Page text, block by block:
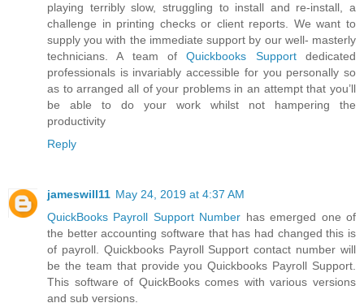
playing terribly slow, struggling to install and re-install, a
challenge in printing checks or client reports. We want to
supply you with the immediate support by our well- masterly
technicians. A team ofQuickbooks Supportdedicated
professionals is invariably accessible for you personally so
as to arranged all of your problems in an attempt that you’ll
be able to do your work whilst not hampering the
productivity
Reply
jameswill11 May 24, 2019 at 4:37 AM
QuickBooks Payroll Support Number has emerged one of
the better accounting software that has had changed this is
of payroll. Quickbooks Payroll Support contact number will
be the team that provide you Quickbooks Payroll Support.
This software of QuickBooks comes with various versions
and sub versions.